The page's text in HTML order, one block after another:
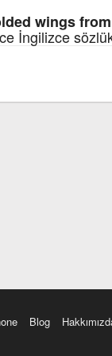
wings
İngilizce
Blog